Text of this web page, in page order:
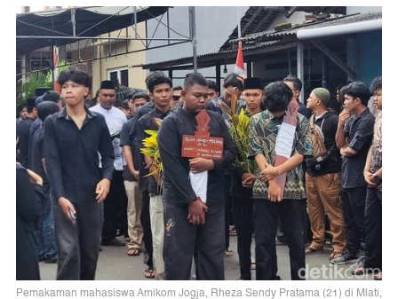
Pemakaman mahasiswa Amikom Jogja, Rheza Sendy Pratama (21) di Mlati,